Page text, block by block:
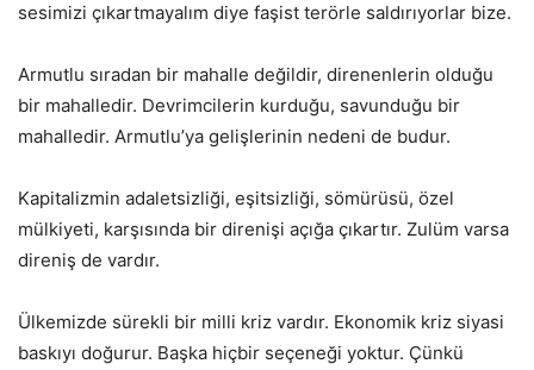
sesimizi çıkartmayalım diye faşist terörle saldırıyorlar bize.
Armutlu sıradan bir mahalle değildir, direnenlerin olduğu
bir mahalledir. Devrimcilerin kurduğu, savunduğu bir
mahalledir. Armutlu’ya gelişlerinin nedeni de budur.
Kapitalizmin adaletsizliği, eşitsizliği, sömürüsü, özel
mülkiyeti, karşısında bir direnişi açığa çıkartır. Zulüm varsa
direniş de vardır.
Ülkemizde sürekli bir milli kriz vardır. Ekonomik kriz siyasi
baskıyı doğurur. Başka hiçbir seçeneği yoktur. Çünkü